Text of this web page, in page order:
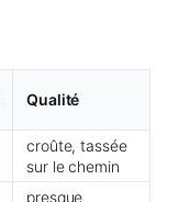
Qualité
croûte, tassée
sur le chemin
presque